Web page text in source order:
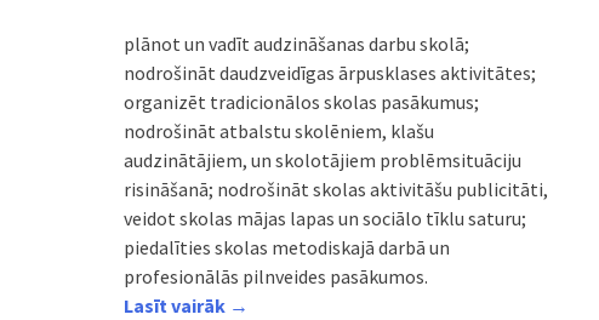
plānot un vadīt audzināšanas darbu skolā;
nodrošināt daudzveidīgas ārpusklases aktivitātes;
organizēt tradicionālos skolas pasākumus;
nodrošināt atbalstu skolēniem, klašu
audzinātājiem, un skolotājiem problēmsituāciju
risināšanā; nodrošināt skolas aktivitāšu publicitāti,
veidot skolas mājas lapas un sociālo tīklu saturu;
piedalīties skolas metodiskajā darbā un
profesionālās pilnveides pasākumos.
Lasīt vairāk →